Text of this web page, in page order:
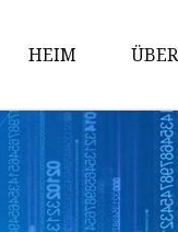
HEIM